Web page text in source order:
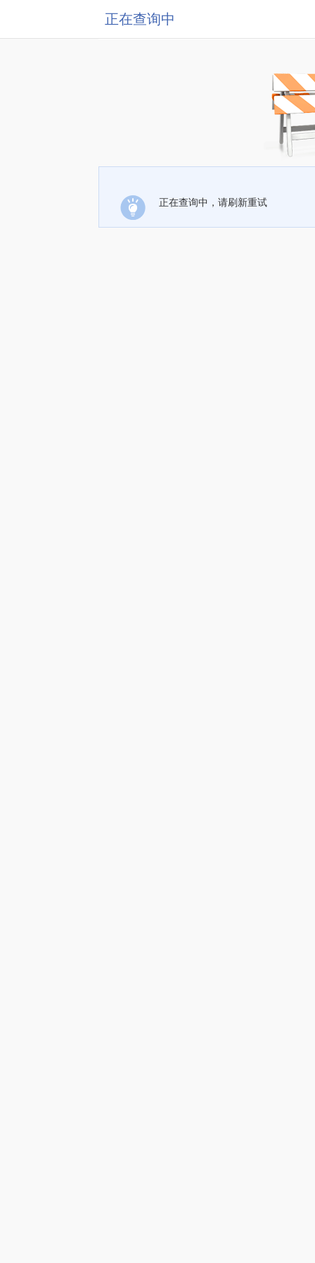
正在查询中
正在查询中，请刷新重试